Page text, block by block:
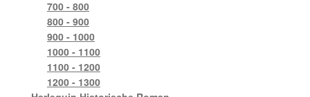
700 - 800
800 - 900
900 - 1000
1000 - 1100
1100 - 1200
1200 - 1300